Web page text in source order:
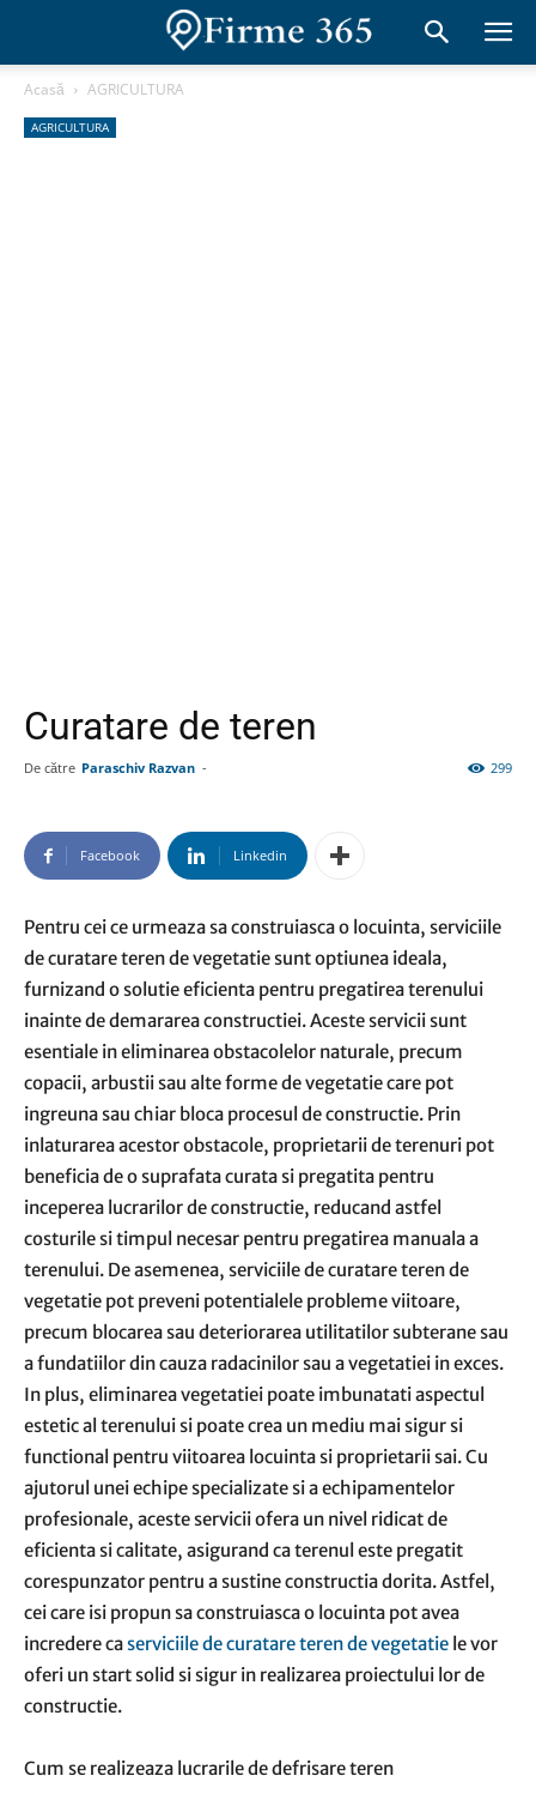
Acasă AGRICULTURA
AGRICULTURA
Curatare de teren
De către Paraschiv Razvan - 299
Facebook Linkedin
Pentru cei ce urmeaza sa construiasca o locuinta, serviciile
de curatare teren de vegetatie sunt optiunea ideala,
furnizand o solutie eficienta pentru pregatirea terenului
inainte de demararea constructiei. Aceste servicii sunt
esentiale in eliminarea obstacolelor naturale, precum
copacii, arbustii sau alte forme de vegetatie care pot
ingreuna sau chiar bloca procesul de constructie. Prin
inlaturarea acestor obstacole, proprietarii de terenuri pot
beneficia de o suprafata curata si pregatita pentru
inceperea lucrarilor de constructie, reducand astfel
costurile si timpul necesar pentru pregatirea manuala a
terenului. De asemenea, serviciile de curatare teren de
vegetatie pot preveni potentialele probleme viitoare,
precum blocarea sau deteriorarea utilitatilor subterane sau
a fundatiilor din cauza radacinilor sau a vegetatiei in exces.
In plus, eliminarea vegetatiei poate imbunatati aspectul
estetic al terenului si poate crea un mediu mai sigur si
functional pentru viitoarea locuinta si proprietarii sai. Cu
ajutorul unei echipe specializate si a echipamentelor
profesionale, aceste servicii ofera un nivel ridicat de
eficienta si calitate, asigurand ca terenul este pregatit
corespunzator pentru a sustine constructia dorita. Astfel,
cei care isi propun sa construiasca o locuinta pot avea
incredere caserviciile de curatare teren de vegetatie le vor
oferi un start solid si sigur in realizarea proiectului lor de
constructie.
Cum se realizeaza lucrarile de defrisare teren